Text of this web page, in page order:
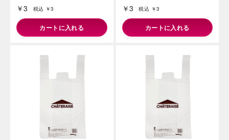
￥3 税込 ￥3
カートに入れる
￥3 税込 ￥3
カートに入れる
岳や末広がりを意味す
雄大な八ヶ岳山麓の自
る、こだわりのスイー
Indonesia
Malaysia
Hong Kong
UAE
Thailand